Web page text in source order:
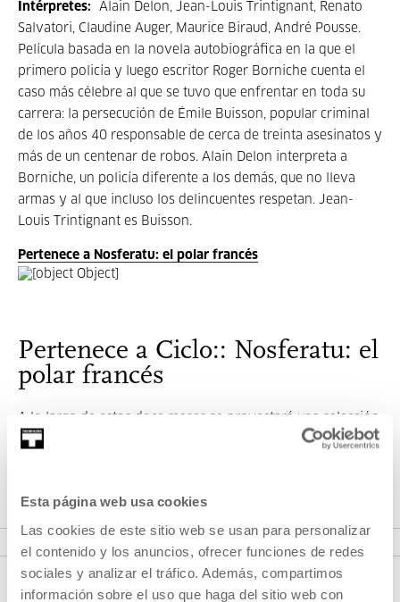
Esta página web usa cookies
Las cookies de este sitio web se usan para personalizar
el contenido y los anuncios, ofrecer funciones de redes
sociales y analizar el tráfico. Además, compartimos
información sobre el uso que haga del sitio web con
Intérpretes:
Alain Delon, Jean-Louis Trintignant, Renato
Salvatori, Claudine Auger, Maurice Biraud, André Pousse.
Película basada en la novela autobiográfica en la que el
primero policía y luego escritor Roger Borniche cuenta el
caso más célebre al que se tuvo que enfrentar en toda su
carrera: la persecución de Émile Buisson, popular criminal
de los años 40 responsable de cerca de treinta asesinatos y
más de un centenar de robos. Alain Delon interpreta a
Borniche, un policía diferente a los demás, que no lleva
armas y al que incluso los delincuentes respetan. Jean-
Louis Trintignant es Buisson.
Pertenece a Nosferatu: el polar francés
Pertenece a Ciclo:: Nosferatu: el
polar francés
A lo largo de estos doce meses se proyectará una selección
de alrededor de un treintena de películas de cine negro